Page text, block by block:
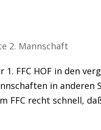
2. Mannschaft
FFC HOF in den
in anderen
FFC recht schnell,